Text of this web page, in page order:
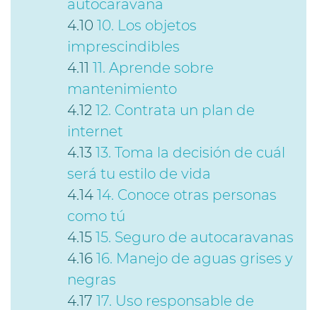
autocaravana
10. Los objetos
imprescindibles
11. Aprende sobre
mantenimiento
12. Contrata un plan de
internet
13. Toma la decisión de cuál
será tu estilo de vida
14. Conoce otras personas
como tú
15. Seguro de autocaravanas
16. Manejo de aguas grises y
negras
17. Uso responsable de